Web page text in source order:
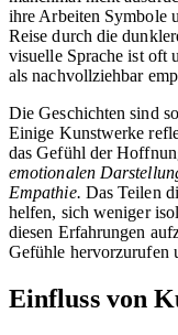
ihre Arbeiten Symbole
Reise durch die
visuelle Sprache ist oft
als nachvollziehbar
Die Geschichten sind
Einige Kunstwerke
das Gefühl der
emotionalen
Empathie. Das Teilen
helfen, sich weniger
diesen Erfahrungen
Gefühle hervorzurufen
Einfluss von